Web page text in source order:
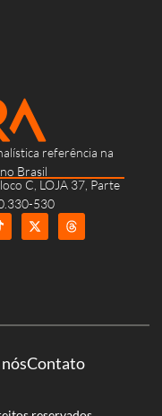
referência na
Brasil
C, LOJA 37, Parte
530
Contato